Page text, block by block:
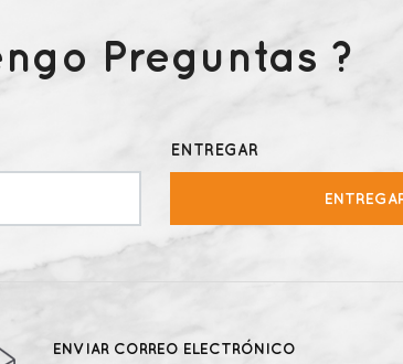
Preguntas ?
ENTREGAR
ENVIAR CORREO ELECTRÓNICO